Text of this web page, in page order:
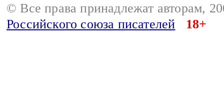
© Все права принадлежат авторам,
Российского союза писателей
18+